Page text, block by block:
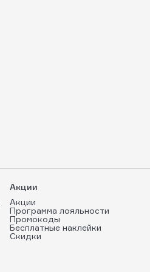
Акции
Акции
Программа лояльности
Промокоды
Бесплатные наклейки
Скидки